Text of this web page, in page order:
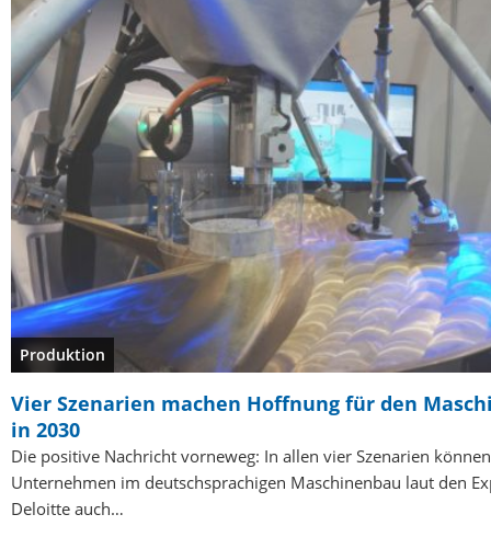
Produktion
Vier Szenarien machen Hoffnung für den
in 2030
Die positive Nachricht vorneweg: In allen vier Szenarien
Unternehmen im deutschsprachigen Maschinenbau laut den
Deloitte auch…